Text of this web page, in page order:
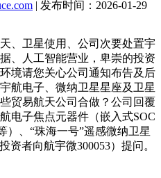
| 发布时间：2026-01-29
卫星使用、公司次要处置宇
、人工智能营业，卑崇的投资
境请您关心公司通知布告及后
航电子、微纳卫星星座及卫星
贸易航天公司合做？公司回覆
电子焦点元器件（嵌入式SOC
）、“珠海一号”遥感微纳卫星
资者向航宇微300053）提问。